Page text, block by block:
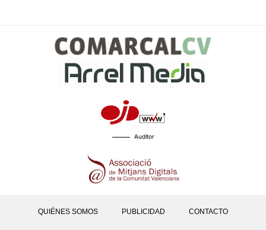
Auditor
QUIÉNES SOMOS PUBLICIDAD CONTACTO